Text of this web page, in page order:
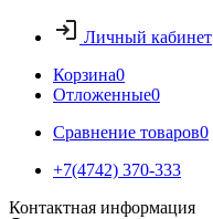
Личный кабинет
Корзина0
Отложенные0
Сравнение товаров0
+7(4742) 370-333
Контактная информация